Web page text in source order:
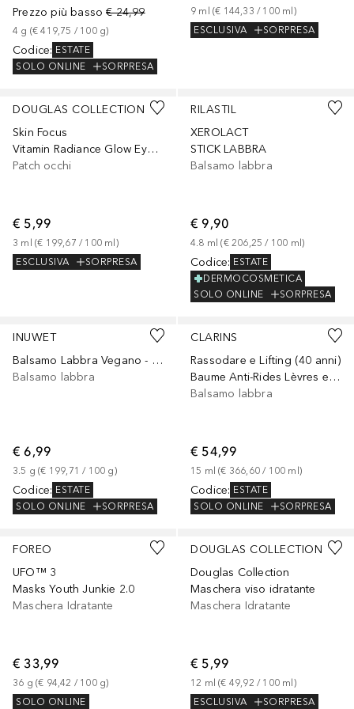
Prezzo più basso € 24,99
4 g (€ 419,75 / 100 g)
Codice: ESTATE
SOLO ONLINE
SORPRESA
9 ml (€ 144,33 / 100 ml)
ESCLUSIVA
SORPRESA
DOUGLAS COLLECTION
Skin Focus
Vitamin Radiance Glow Eye Patches
Patch occhi
€ 5,99
3 ml (€ 199,67 / 100 ml)
ESCLUSIVA
SORPRESA
RILASTIL
XEROLACT
STICK LABBRA
Balsamo labbra
€ 9,90
4.8 ml (€ 206,25 / 100 ml)
Codice: ESTATE
DERMOCOSMETICA
SOLO ONLINE
SORPRESA
INUWET
Balsamo Labbra Vegano - Metal Edition
Balsamo labbra
€ 6,99
3.5 g (€ 199,71 / 100 g)
Codice: ESTATE
SOLO ONLINE
SORPRESA
CLARINS
Rassodare e Lifting (40 anni)
Baume Anti-Rides Lèvres et Contour
Balsamo labbra
€ 54,99
15 ml (€ 366,60 / 100 ml)
Codice: ESTATE
SOLO ONLINE
SORPRESA
FOREO
UFO™ 3
Masks Youth Junkie 2.0
Maschera Idratante
€ 33,99
36 g (€ 94,42 / 100 g)
SOLO ONLINE
DOUGLAS COLLECTION
Douglas Collection
Maschera viso idratante
Maschera Idratante
€ 5,99
12 ml (€ 49,92 / 100 ml)
ESCLUSIVA
SORPRESA